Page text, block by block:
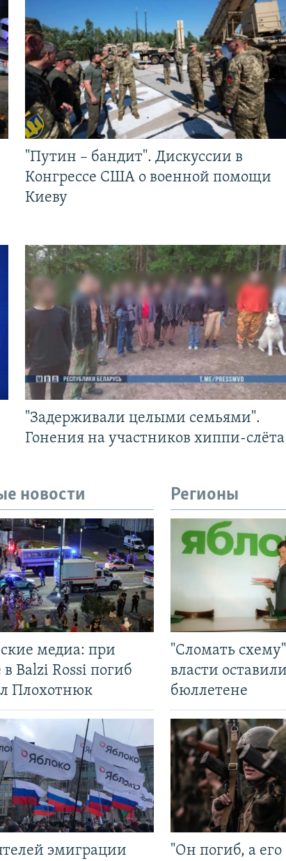
"Путин – бандит". Дискуссии в
Конгрессе США о военной помощи
Киеву
"Задерживали целыми семьями".
Гонения на участников хиппи-слёта
новости
медиа: при
в Balzi Rossi погиб
Плохотнюк
эмиграции
Регионы
"Сломать
власти
бюллетене
"Он погиб, а